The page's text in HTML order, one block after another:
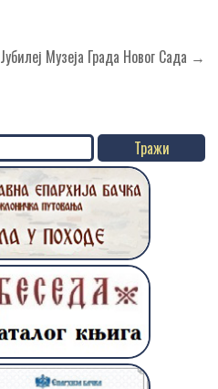
Јубилеј Музеја Града Новог Сада →